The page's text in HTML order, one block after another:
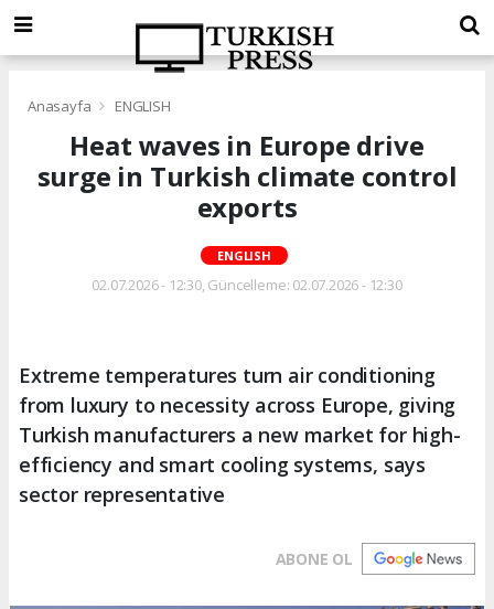
Anasayfa ENGLISH
Heat waves in Europe drive
surge in Turkish climate control
exports
ENGLISH
02.07.2026 - 12:30, Güncelleme: 02.07.2026 - 12:30
Extreme temperatures turn air conditioning
from luxury to necessity across Europe, giving
Turkish manufacturers a new market for high-
efficiency and smart cooling systems, says
sector representative
ABONE OL